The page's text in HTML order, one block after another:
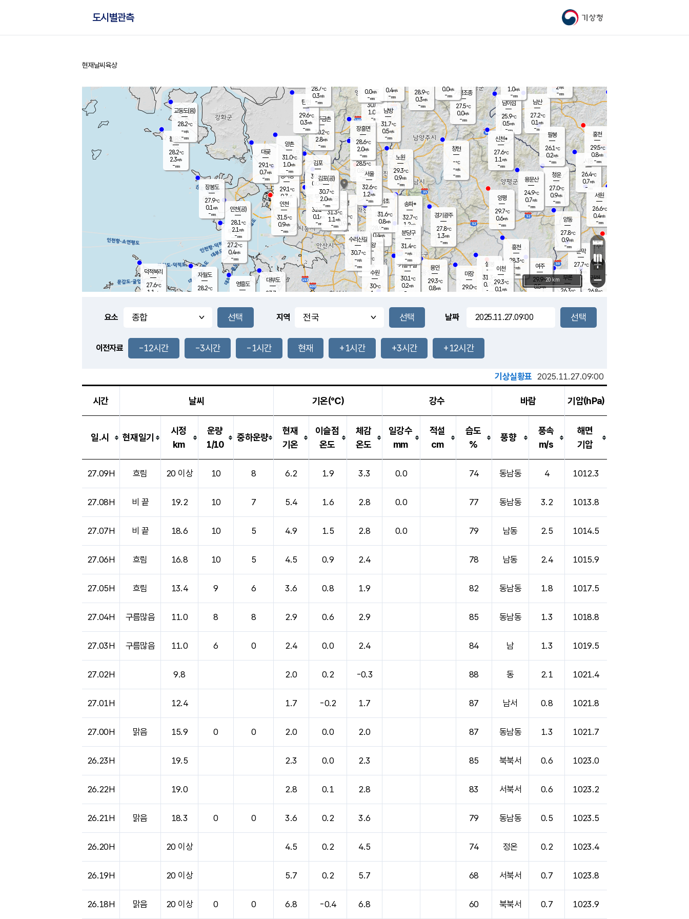
기상청
도시별관측
홈
현재날씨 육상
풍도
1.0m/s
문막
27.7℃
1.4m/s
mm
남이섬
25.9℃
0.5m/s
-mm
무의도
27.2℃
0.4m/s
-mm
영흥도
볼음도
28.2℃
2.3m/s
-mm
자월도
28.2℃
양주
30.0℃
1.0
-mm
부론
26.3℃
과천
28.9℃
0.4m/s
- mm
남산
27.2℃
0.1 m/s
-mm
장봉도
27.9℃
0.1 m/s
-mm
-mm
청운
27.0℃
0.9m/s
-mm
팔봉
26.1℃
0.2m/s
-mm
-mm
용인
29.3℃
0.8m/s
여주
29.9℃
0.5m/s
양동
27.8℃
0.9m/s
-mm
경기광주
27.8℃
1.3m/s
-mm
장호원
1.0m/s
-mm
27.8
℃
대부도
27.7
-
경서동
29.1℃
0.7 m/s
-mm
파주금촌
30.2℃
2.8m/s
-mm
가평조종
27.5℃
0.0m/s
-mm
28.9℃
0.3m/s
-mm
대곶
29.1℃
0.7m/s
-mm
신천*
27.6℃
1.1 m/s
-mm
창현
-℃
-m/s
-mm
탄현
29.6℃
0.3m/s
-mm
0.0m/s
-mm
32.3℃
1.5m/s
-mm
흥천
28.3℃
-m/s
-mm
마장
29.0℃
의왕
- ℃
m/s
mm
김포
30.3℃
0.0 m/s
mm
설봉
31.3
0.7 m/s
- mm
광명
33.0
℃
0.9 m/s
-mm
부천
32.2℃
0.1 m/s
-mm
-mm
양촌
31.0℃
1.0m/s
-mm
구로
31.3℃
1.1 m/s
-mm
은평
28.5℃
0.8 m/s
- mm
노원
29.3℃
0.9m/s
-mm
송파*
32.7℃
1.2m/s
-mm
서초
31.6℃
0.8m/s
-mm
남방
31.7℃
0.5m/s
-mm
기흥구갈
30.1℃
0.2m/s
-
수리산길
30.7℃
-m/s
-mm
분당구
31.4℃
-m/s
-mm
장흥면
28.6℃
2.0m/s
-mm
0.0m/s
-mm
시동
26.4℃
0.7m/s
- mm
귀래
26.8℃
서원
26.6℃
0.4m/s
-mm
용문산
24.9℃
0.7m/s
-mm
덕적북리
27.6℃
1.1 m/s
인천(공)
28.1℃
2.1 m/s
-mm
김포(공)
30.7℃
2.0m/s
-mm
교동도(음)
28.2℃
-m/s
-mm
홍천
29.5℃
0.8m/s
-mm
이천
29.3℃
0.1 m/s
양평
29.7℃
0.6m/s
-mm
수원
30℃
1 m/s
인천
31.5℃
0.9m/s
-mm
서울
32.6℃
1.2m/s
-mm
2m/s
-mm
28.7℃
0.3m/s
-mm
0.4m/s
-mm
+
−
20 km
요소 지역 날짜
이전자료 -12시간 -3시간 -1시간 현재 +1시간 +3시간 +12시간
기상실황표 2025.11.27.09:00
시간 날씨 기온(℃) 강수 바람 기압(hPa)
일.시 현재일기
시정
km
운량
1/10
중하운량
현재
기온
이슬점
온도
체감
온도
일강수
mm
적설
cm
습도
%
풍향
풍속
m/s
해면
기압
27.09H 흐림 20 이상 10 8 6.2 1.9 3.3 0.0 74 동남동 4 1012.3
27.08H 비 끝 19.2 10 7 5.4 1.6 2.8 0.0 77 동남동 3.2 1013.8
27.07H 비 끝 18.6 10 5 4.9 1.5 2.8 0.0 79 남동 2.5 1014.5
27.06H 흐림 16.8 10 5 4.5 0.9 2.4 78 남동 2.4 1015.9
27.05H 흐림 13.4 9 6 3.6 0.8 1.9 82 동남동 1.8 1017.5
27.04H 구름많음 11.0 8 8 2.9 0.6 2.9 85 동남동 1.3 1018.8
27.03H 구름많음 11.0 6 0 2.4 0.0 2.4 84 남 1.3 1019.5
27.02H 9.8 2.0 0.2 -0.3 88 동 2.1 1021.4
27.01H 12.4 1.7 -0.2 1.7 87 남서 0.8 1021.8
27.00H 맑음 15.9 0 0 2.0 0.0 2.0 87 동남동 1.3 1021.7
26.23H 19.5 2.3 0.0 2.3 85 북북서 0.6 1023.0
26.22H 19.0 2.8 0.1 2.8 83 서북서 0.6 1023.2
26.21H 맑음 18.3 0 0 3.6 0.2 3.6 79 동남동 0.5 1023.5
26.20H 20 이상 4.5 0.2 4.5 74 정온 0.2 1023.4
26.19H 20 이상 5.7 0.2 5.7 68 서북서 0.7 1023.8
26.18H 맑음 20 이상 0 0 6.8 -0.4 6.8 60 북북서 0.7 1023.9